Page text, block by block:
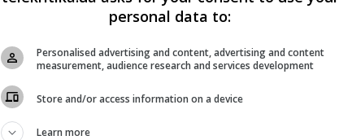
personal data to:
Personalised advertising and content, advertising and content
measurement, audience research and services development
Store and/or access information on a device
Learn more